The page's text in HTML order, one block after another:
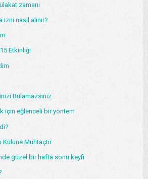
zamanı
nasıl alınır?
Etkinliği
Bulamazsınız
için eğlenceli bir yöntem
Muhtaçtır
güzel bir hafta sonu keyfi